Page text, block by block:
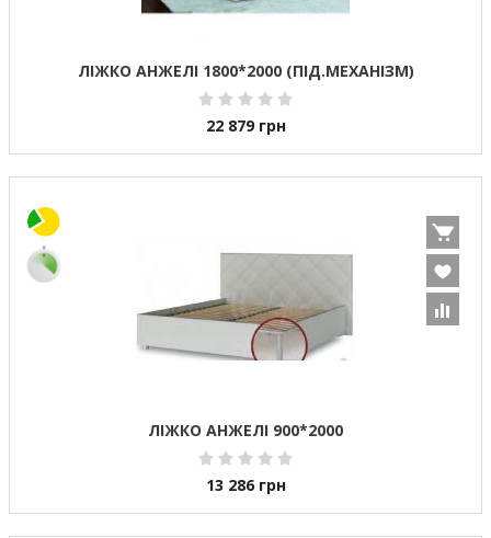
ЛІЖКО АНЖЕЛІ 1800*2000 (ПІД.МЕХАНІЗМ)
22 879 грн
ЛІЖКО АНЖЕЛІ 900*2000
13 286 грн